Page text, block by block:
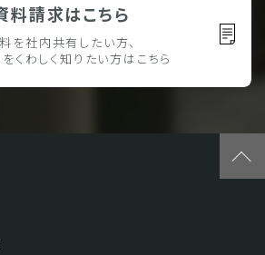
料請求はこちら
を社内共有したい方、
くわしく知りたい方はこちら